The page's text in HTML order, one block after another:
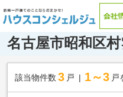
名古屋市昭和区
該当物件数 3 戸 1～3 戸